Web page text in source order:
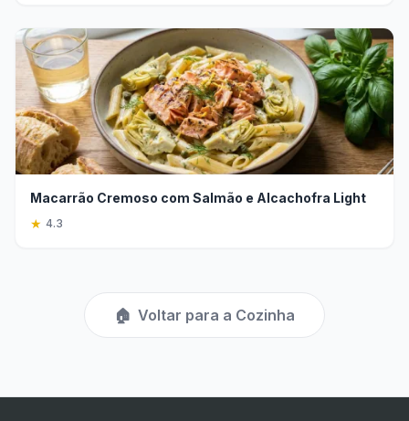
Macarrão Cremoso com Salmão e Alcachofra Light
★ 4.3
🏠 Voltar para a Cozinha